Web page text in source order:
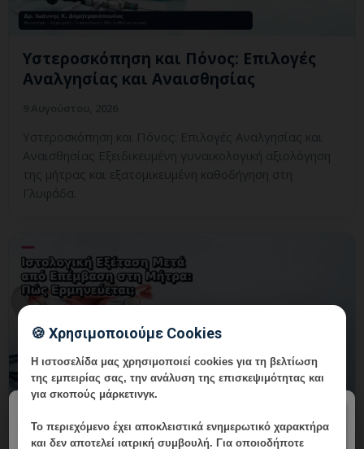
Υστεροσκόπηση και Πόνος: Επιλογές
Αναλγησίας και Αναισθησίας
Υστεροσκόπηση και Πόνος: Επιλογές Αναλγησίας και
Αναισθησίας Εξειδικευμένη γυναικολογική αξιολόγηση
της μήτρας και εξατομικευμένη καθοδήγηση στη
Γλυφάδα.
🍪 Χρησιμοποιούμε Cookies
Η ιστοσελίδα μας χρησιμοποιεί cookies για τη βελτίωση
της εμπειρίας σας, την ανάλυση της επισκεψιμότητας και
για σκοπούς μάρκετινγκ.
Το περιεχόμενο έχειαποκλειστικά ενημερωτικό χαρακτήρα
και δεν αποτελεί ιατρική συμβουλή. Για οποιοδήποτε